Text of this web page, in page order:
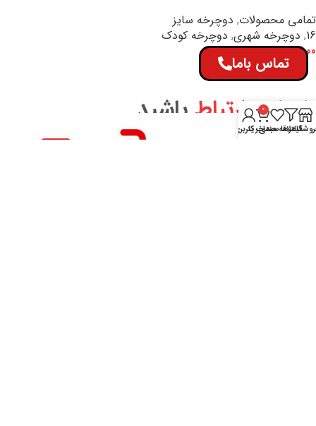
تمامی محصولات, دوچرخه سایز
16
, دوچرخه شهری, دوچرخه کودک
9,500,000 تومان
اطلاعات بیشتر
با ما درارتباط باشید
تماس باما
فیلترها
علاقه مندی
0
سبد خرید
حساب کاربری من